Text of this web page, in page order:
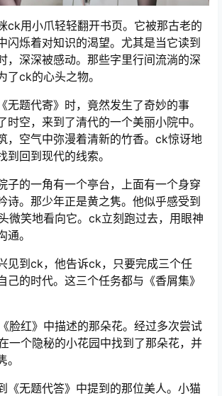
ck用小爪轻轻翻开书页。它被那古老的
闪烁着对知识的渴望。尤其是当它读到
，深深被感动。那些字里行间流淌的深
了ck的心头之物。
无题代寄》时，竟然发生了奇妙的事
时空，来到了清代的一个美丽小院中。
，空气中弥漫着清新的竹香。ck惊讶地
到回到现代的线索。
子的一角有一个亭台，上面有一个身穿
诗。那少年正是黄之隽。他似乎感受到
微笑地看向它。ck立刻跑过去，用眼神
。
见到ck，他告诉ck，只要完成三个任
己的时代。这三个任务都与《香屑集》
脸红》中描述的那朵花。经过多次尝试
一个隐秘的小花园中找到了那朵花，并
《无题代答》中提到的那位美人。小猫